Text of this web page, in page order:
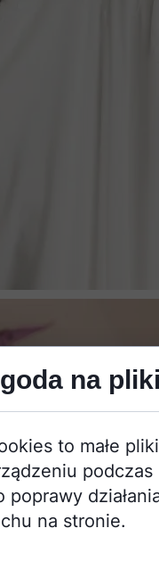
na
to małe
poprawy
na stronie.